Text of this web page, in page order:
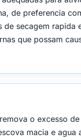
de preferencia
de secagem rapida
que possam
o excesso
macia e agua